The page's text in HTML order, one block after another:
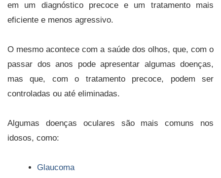
em um diagnóstico precoce e um tratamento mais
eficiente e menos agressivo.
O mesmo acontece com a saúde dos olhos, que, com o
passar dos anos pode apresentar algumas doenças,
mas que, com o tratamento precoce, podem ser
controladas ou até eliminadas.
Algumas doenças oculares são mais comuns nos
idosos, como:
Glaucoma